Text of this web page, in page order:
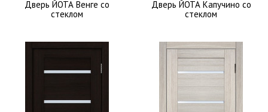
Дверь ЙОТА Венге со
стеклом
Дверь ЙОТА Капучино со
стеклом